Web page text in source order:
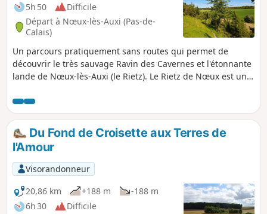
5h 50
Difficile
Départ à Nœux-lès-Auxi (Pas-de-
Calais)
Un parcours pratiquement sans routes qui permet de
découvrir le très sauvage Ravin des Cavernes et l'étonnante
lande de Nœux-lès-Auxi (le Rietz). Le Rietz de Nœux est une
printemps de très belles orchidées. Bien sûr, ne pas
cueillir ! Ce circuit reprend une très grande partie du
"Sentier de l'Étoile" dont on trouve quelques tracés, mais
pas de descriptif. En outre son balisage est minimaliste
(peut-être même disparu en mai 2025). Les barrières sont
près du grillage à droite Avant de vous attaquer à ce
parcours, je vous conseille de visionner les 2 vidéos dont on
trouve les liens dans le commentaire de Denis.
Du Fond de Croisette aux Terres de
l'Amour
Visorandonneur
20,86 km
+188 m
-188 m
6h 30
Difficile